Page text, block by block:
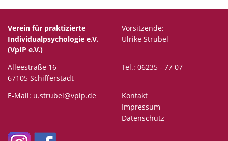
Verein für praktizierte
Individualpsychologie e.V.
(VpIP e.V.)
Vorsitzende:
Ulrike Strubel
Alleestraße 16
67105 Schifferstadt
Tel.: 06235 - 77 07
E-Mail: u.strubel@vpip.de
Kontakt
Impressum
Datenschutz